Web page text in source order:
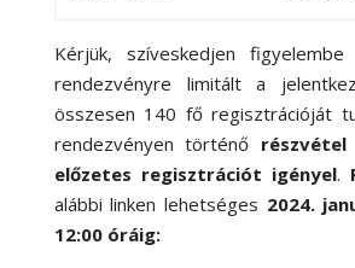
Kérjük, szíveskedjen
rendezvényre limitált a
összesen 140 fő regisztrációját
rendezvényen történő
előzetes regisztrációt igényel.
alábbi linken lehetséges 2024.
12:00 óráig: